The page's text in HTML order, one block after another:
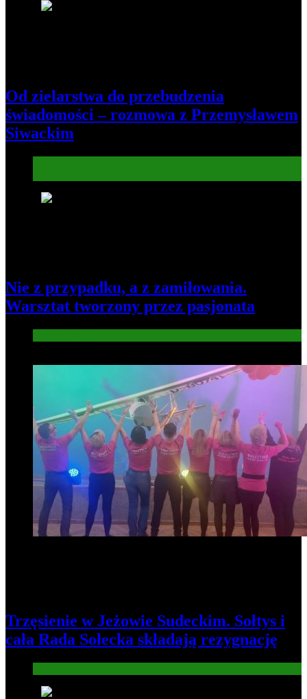
Od zielarstwa do przebudzenia
świadomości – rozmowa z Przemysławem
Siwackim
Nie z przypadku, a z zamiłowania.
Warsztat tworzony przez pasjonata
Trzęsienie w Jeżowie Sudeckim. Sołtys i
cała Rada Sołecka składają rezygnację